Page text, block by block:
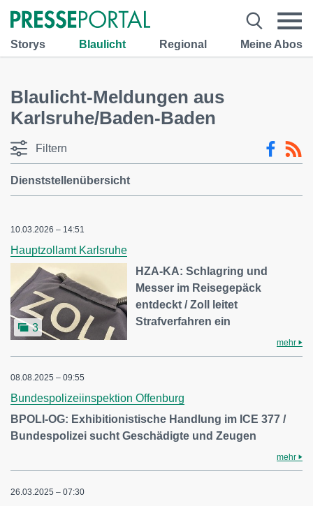
Storys Blaulicht Regional Meine Abos
Blaulicht-Meldungen aus
Karlsruhe/Baden-Baden
Filtern
Dienststellenübersicht
10.03.2026 – 14:51
Hauptzollamt Karlsruhe
3
HZA-KA: Schlagring und
Messer im Reisegepäck
entdeckt / Zoll leitet
Strafverfahren ein
mehr
08.08.2025 – 09:55
Bundespolizeiinspektion Offenburg
BPOLI-OG: Exhibitionistische Handlung im ICE 377 /
Bundespolizei sucht Geschädigte und Zeugen
mehr
26.03.2025 – 07:30